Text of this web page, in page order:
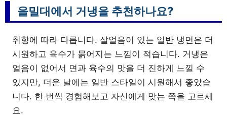
을밀대에서 거냉을 추천하나요?
취향에 따라 다릅니다. 살얼음이 있는 일반 냉면은 더
시원하고 육수가 묽어지는 느낌이 적습니다. 거냉은
얼음이 없어서 면과 육수의 맛을 더 진하게 느낄 수
있지만, 더운 날에는 일반 스타일이 시원해서 좋았습
니다. 한 번씩 경험해보고 자신에게 맞는 쪽을 고르세
요.